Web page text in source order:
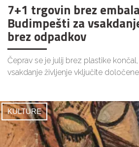
7+1 trgovin brez
Budimpešti za
brez odpadkov
Čeprav se je julij brez plastike
vsakdanje življenje vključite določene
KULTURE